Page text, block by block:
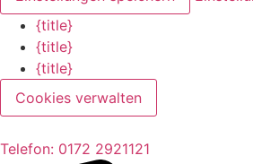
{title}
{title}
{title}
Cookies verwalten
Telefon: 0172 2921121